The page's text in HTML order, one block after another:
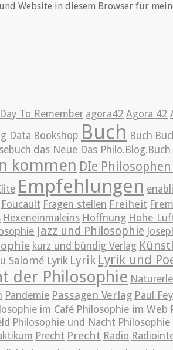
Website in diesem Browser für
To Remember agora42 Agora 42
Data Bookshop Buch Buch
das Neue Das Philo.Blog.Buch
kommen DIe
Empfehlungen
Foucault Fragen stellen Freiheit
Hexeneinmaleins Hoffnung Hohe
Jazz und Philosophie
kurz und bündig Verlag
Salomé Lyrik Lyrik Lyrik und
der Philosophie
Pandemie Passagen Verlag Paul
im Café Philosophie im Web
Philosophie und Nacht
Precht Precht Radio